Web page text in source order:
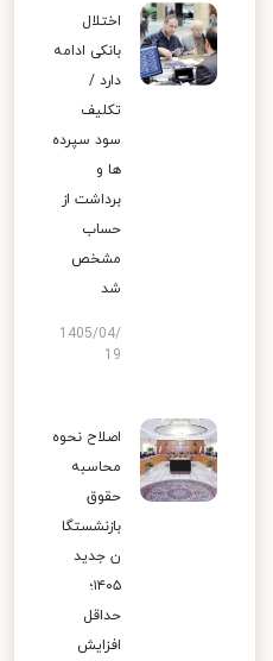
اختلال
بانکی ادامه
دارد /
تکلیف
سود سپرده
ها و
برداشت از
حساب
مشخص
شد
1405/04/
19
اصلاح نحوه
محاسبه
حقوق
بازنشستگا
ن جدید
۱۴۰۵؛
حداقل
افزایش